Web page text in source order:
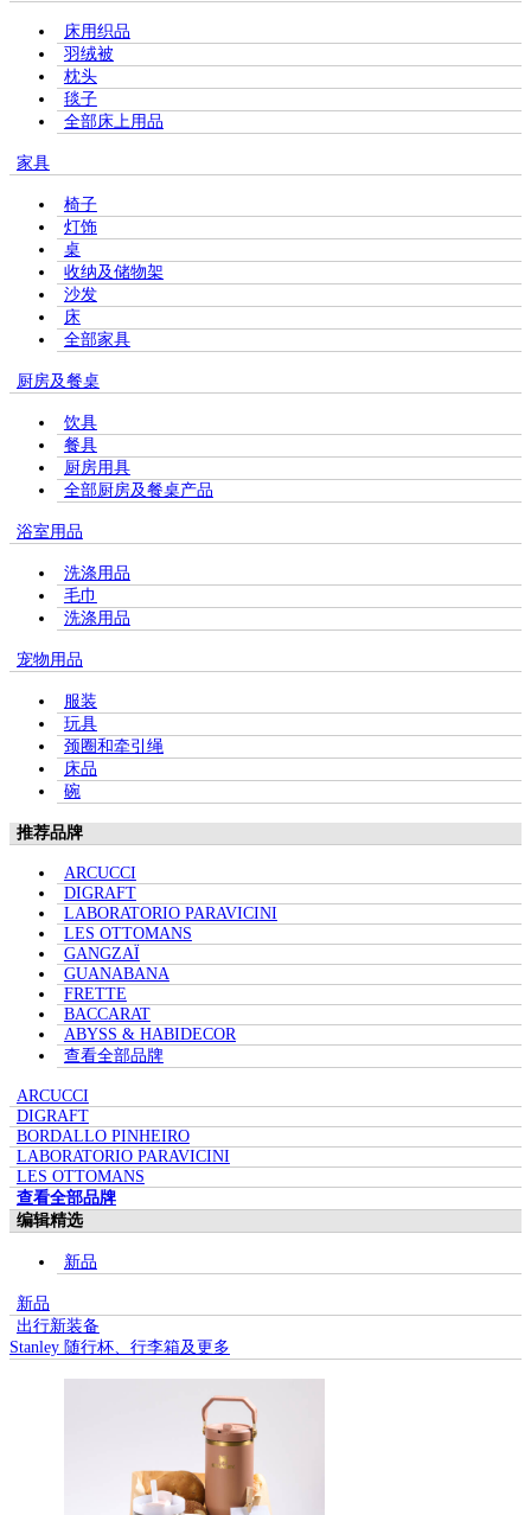
床用织品
羽绒被
枕头
毯子
全部床上用品
家具
椅子
灯饰
桌
收纳及储物架
沙发
床
全部家具
厨房及餐桌
饮具
餐具
厨房用具
全部厨房及餐桌产品
浴室用品
洗涤用品
毛巾
洗涤用品
宠物用品
服装
玩具
颈圈和牵引绳
床品
碗
推荐品牌
ARCUCCI
DIGRAFT
LABORATORIO PARAVICINI
LES OTTOMANS
GANGZAÏ
GUANABANA
FRETTE
BACCARAT
ABYSS & HABIDECOR
查看全部品牌
ARCUCCI
DIGRAFT
BORDALLO PINHEIRO
LABORATORIO PARAVICINI
LES OTTOMANS
查看全部品牌
编辑精选
新品
新品
出行新装备
Stanley 随行杯、行李箱及更多